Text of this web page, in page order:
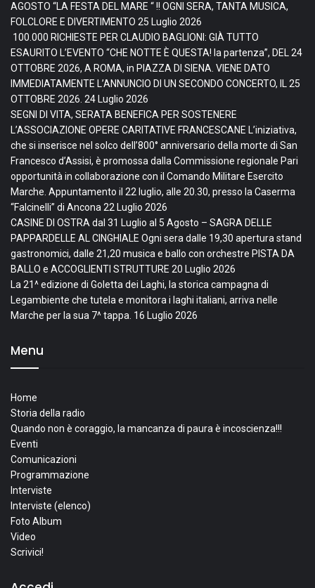
AGOSTO “LA FESTA DEL MARE “ !! OGNI SERA, TANTA MUSICA,
FOLCLORE E DIVERTIMENTO 25 Luglio 2026
100.000 RICHIESTE PER CLAUDIO BAGLIONI: GIÀ TUTTO
ESAURITO L’EVENTO “CHE NOTTE È QUESTA! la partenza”, DEL 24
OTTOBRE 2026, A ROMA, in PIAZZA DI SIENA. VIENE DATO
IMMEDIATAMENTE L’ANNUNCIO DI UN SECONDO CONCERTO, IL 25
OTTOBRE 2026. 24 Luglio 2026
SEGNI DI VITA, SERATA BENEFICA PER SOSTENERE
L’ASSOCIAZIONE OPERE CARITATIVE FRANCESCANE L’iniziativa,
che si inserisce nel solco dell’800° anniversario della morte di San
Francesco d’Assisi, è promossa dalla Commissione regionale Pari
opportunità in collaborazione con il Comando Militare Esercito
Marche. Appuntamento il 22 luglio, alle 20.30, presso la Caserma
“Falcinelli” di Ancona 22 Luglio 2026
CASINE DI OSTRA dal 31 Luglio al 5 Agosto – SAGRA DELLE
PAPPARDELLE AL CINGHIALE Ogni sera dalle 19,30 apertura stand
gastronomici, dalle 21,20 musica e ballo con orchestre PISTA DA
BALLO e ACCOGLIENTI STRUTTURE 20 Luglio 2026
La 21^ edizione di Goletta dei Laghi, la storica campagna di
Legambiente che tutela e monitora i laghi italiani, arriva nelle
Marche per la sua 7^ tappa. 16 Luglio 2026
Menu
Home
Storia della radio
Quando non è coraggio, la mancanza di paura è incoscienza!!!
Eventi
Comunicazioni
Programmazione
Interviste
Interviste (elenco)
Foto Album
Video
Scrivici!